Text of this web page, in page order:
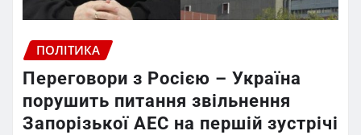
ПОЛІТИКА
Переговори з Росією – Україна
порушить питання звільнення
Запорізької АЕС на першій зустрічі